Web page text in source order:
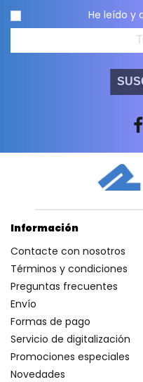
He leído y
Información
Contacte con nosotros
Términos y condiciones
Preguntas frecuentes
Envío
Formas de pago
Servicio de digitalización
Promociones especiales
Novedades